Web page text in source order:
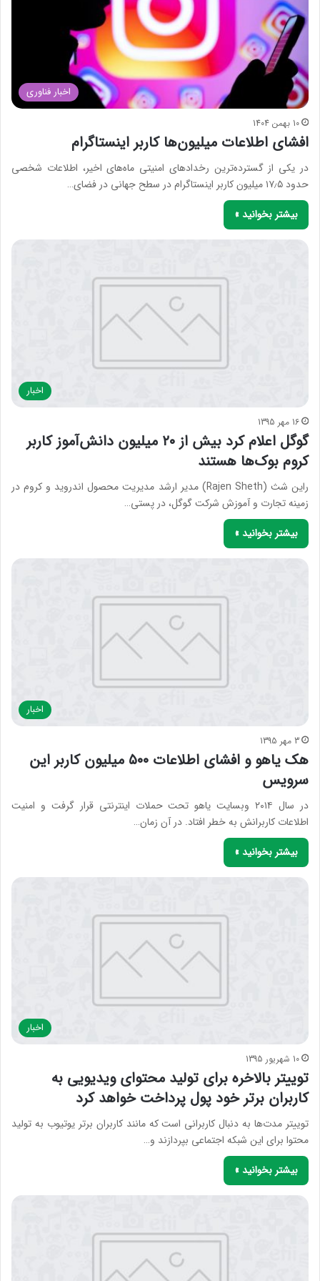
اخبار فناوری
10 بهمن 1404
افشای اطلاعات میلیون‌ها کاربر اینستاگرام
در یکی از گسترده‌ترین رخدادهای امنیتی ماه‌های اخیر، اطلاعات شخصی
حدود ۱۷٫۵ میلیون کاربر اینستاگرام در سطح جهانی در فضای…
بیشتر بخوانید »
اخبار
16 مهر 1395
گوگل اعلام کرد بیش از ۲۰ میلیون دانش‌آموز کاربر
کروم بوک‌ها هستند
راین شث (Rajen Sheth) مدیر ارشد مدیریت محصول اندروید و کروم در
زمینه تجارت و آموزش شرکت گوگل، در پستی…
بیشتر بخوانید »
اخبار
3 مهر 1395
هک یاهو و افشای اطلاعات ۵۰۰ میلیون کاربر این
سرویس
در سال ۲۰۱۴ وبسایت یاهو تحت حملات اینترنتی قرار گرفت و امنیت
اطلاعات کاربرانش به خطر افتاد. در آن زمان…
بیشتر بخوانید »
اخبار
10 شهریور 1395
توییتر بالاخره برای تولید محتوای ویدیویی به
کاربران برتر خود پول پرداخت خواهد کرد
توییتر مدت‌ها به دنبال کاربرانی است که مانند کاربران برتر یوتیوب به تولید
محتوا برای این شبکه اجتماعی بپردازند و…
بیشتر بخوانید »